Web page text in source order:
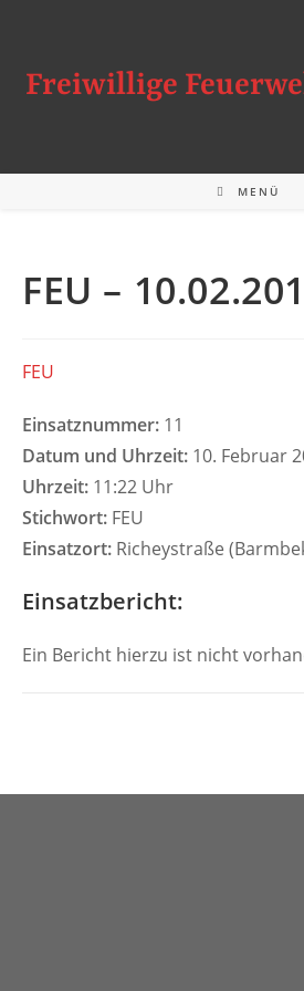
springen
Freiwillige
MENÜ
FEU –
FEU
Einsatznummer: 11
Datum und Uhrzeit: 10. Februar
Uhrzeit: 11:22 Uhr
Stichwort: FEU
Einsatzort: Richeystraße
Einsatzbericht:
Ein Bericht hierzu ist nicht